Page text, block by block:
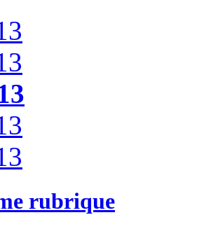
rubrique